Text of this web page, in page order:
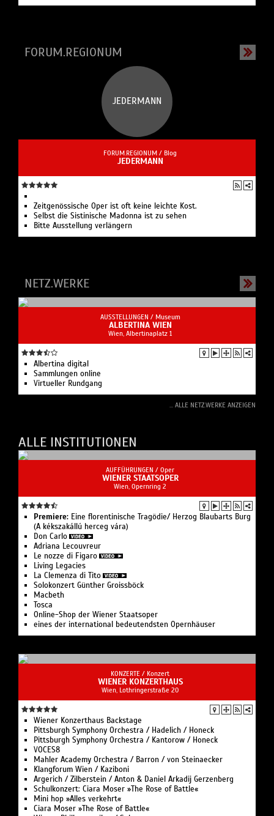
FORUM.REGIONUM
JEDERMANN
FORUM.REGIONUM / Blog
JEDERMANN
Zeitgenössische Oper ist oft keine leichte Kost.
Selbst die Sistinische Madonna ist zu sehen
Bitte Ausstellung verlängern
NETZ.WERKE
AUSSTELLUNGEN / Museum
ALBERTINA WIEN
Wien, Albertinaplatz 1
Albertina digital
Sammlungen online
Virtueller Rundgang
... ALLE NETZ.WERKE ANZEIGEN
ALLE INSTITUTIONEN
AUFFÜHRUNGEN / Oper
WIENER STAATSOPER
Wien, Opernring 2
Premiere: Eine floren­tinische Tragödie/ Herzog Blaubarts Burg
(A kékszakállú herceg vára)
Don Carlo
Adriana Lecouvreur
Le nozze di Figaro
Living Legacies
La Clemenza di Tito
Solo­konzert Günther Groissböck
Macbeth
Tosca
Online-Shop der Wiener Staatsoper
eines der international bedeutendsten Opernhäuser
KONZERTE / Konzert
WIENER KONZERTHAUS
Wien, Lothringerstraße 20
Wiener Konzerthaus Backstage
Pittsburgh Symphony Orchestra / Hadelich / Honeck
Pittsburgh Symphony Orchestra / Kantorow / Honeck
VOCES8
Mahler Academy Orchestra / Barron / von Steinaecker
Klangforum Wien / Kaziboni
Argerich / Zilberstein / Anton & Daniel Arkadij Gerzenberg
Schulkonzert: Ciara Moser »The Rose of Battle«
Mini hop »Alles verkehrt«
Ciara Moser »The Rose of Battle«